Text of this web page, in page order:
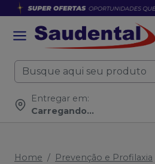
Entregar em:
Carregando...
Home Prevenção e Profilaxia